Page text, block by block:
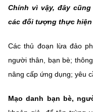
Chính vì vậy, đây
các đối tượng thực
Các thủ đoạn lừa đảo
người thân, bạn bè;
nâng cấp ứng dụng; yêu
Mạo danh bạn bè,